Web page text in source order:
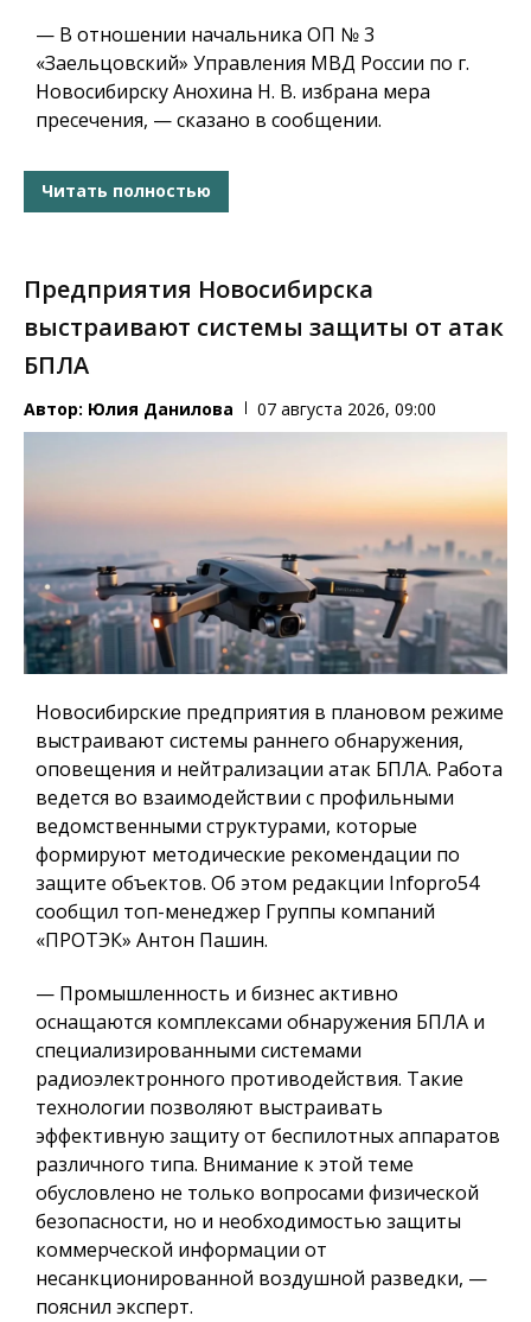
— В отношении начальника ОП № 3
«Заельцовский» Управления МВД России по г.
Новосибирску Анохина Н. В. избрана мера
пресечения, — сказано в сообщении.
Читать полностью
Предприятия Новосибирска
выстраивают системы защиты от атак
БПЛА
Автор: Юлия Данилова 07 августа 2026, 09:00
Новосибирские предприятия в плановом режиме
выстраивают системы раннего обнаружения,
оповещения и нейтрализации атак БПЛА. Работа
ведется во взаимодействии с профильными
ведомственными структурами, которые
формируют методические рекомендации по
защите объектов. Об этом редакции Infopro54
сообщил топ-менеджер Группы компаний
«ПРОТЭК» Антон Пашин.
— Промышленность и бизнес активно
оснащаются комплексами обнаружения БПЛА и
специализированными системами
радиоэлектронного противодействия. Такие
технологии позволяют выстраивать
эффективную защиту от беспилотных аппаратов
различного типа. Внимание к этой теме
обусловлено не только вопросами физической
безопасности, но и необходимостью защиты
коммерческой информации от
несанкционированной воздушной разведки, —
пояснил эксперт.